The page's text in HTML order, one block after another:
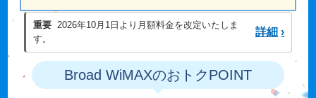
重要
2026年10月1日より月額料金を改定いたしま
す。
詳細 ›
Broad WiMAXのおトクPOINT